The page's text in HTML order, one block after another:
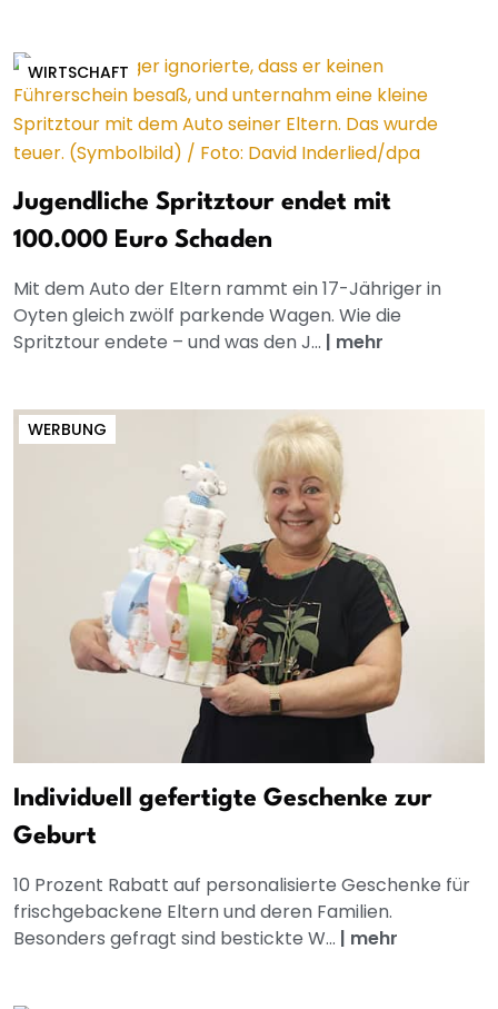
WIRTSCHAFT
Jugendliche Spritztour endet mit
100.000 Euro Schaden
Mit dem Auto der Eltern rammt ein 17-Jähriger in
Oyten gleich zwölf parkende Wagen. Wie die
Spritztour endete – und was den J... | mehr
WERBUNG
Individuell gefertigte Geschenke zur
Geburt
10 Prozent Rabatt auf personalisierte Geschenke für
frischgebackene Eltern und deren Familien.
Besonders gefragt sind bestickte W... | mehr